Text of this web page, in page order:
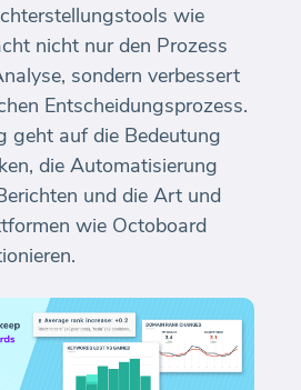
wie
nicht nur den Prozess
sondern verbessert
Entscheidungsprozess.
geht auf die Bedeutung
die Automatisierung
und die Art und
wie Octoboard